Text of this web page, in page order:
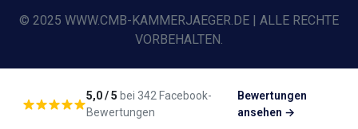
© 2025 WWW.CMB-KAMMERJAEGER.DE | ALLE RECHTE
VORBEHALTEN.
5,0 / 5 bei 342 Facebook-
Bewertungen
Bewertungen
ansehen →